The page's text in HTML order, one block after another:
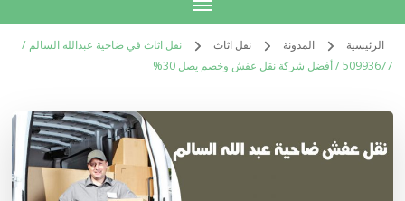
الرئيسية المدونة نقل اثاث
نقل اثاث في ضاحية عبدالله السالم /
50993677 / أفضل شركة نقل عفش وخصم يصل 30%